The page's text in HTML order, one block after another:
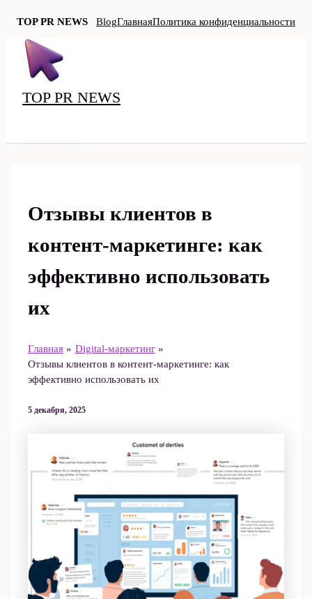
TOP PR NEWS BlogГлавнаяПолитика конфиденциальности
Перейти
содержимому
TOP PR NEWS
Отзывы клиентов в
контент-маркетинге: как
эффективно использовать
их
Главная
Digital-маркетинг
Отзывы клиентов в контент-маркетинге: как
эффективно использовать их
5 декабря, 2025